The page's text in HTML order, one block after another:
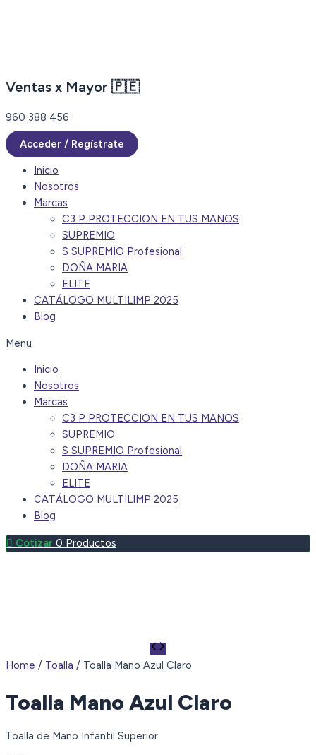
Ventas x Mayor 🇵🇪
960 388 456
Acceder / Regístrate
Inicio
Nosotros
Marcas
C3 P PROTECCION EN TUS MANOS
SUPREMIO
S SUPREMIO Profesional
DOÑA MARIA
ELITE
CATÁLOGO MULTILIMP 2025
Blog
Menu
Inicio
Nosotros
Marcas
C3 P PROTECCION EN TUS MANOS
SUPREMIO
S SUPREMIO Profesional
DOÑA MARIA
ELITE
CATÁLOGO MULTILIMP 2025
Blog
0 Productos
Home / Toalla / Toalla Mano Azul Claro
Toalla Mano Azul Claro
Toalla de Mano Infantil Superior